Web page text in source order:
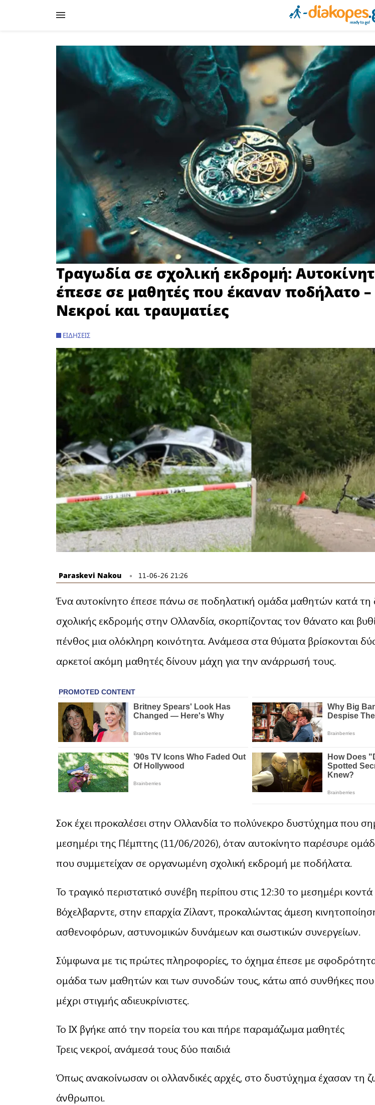
Τραγωδία σε σχολική εκδρομή:
έπεσε σε μαθητές που έκαναν ποδήλατο –
Νεκροί και τραυματίες
ΕΙΔΉΣΕΙΣ
Paraskevi Nakou 11-06-26 21:26
Ένα αυτοκίνητο έπεσε πάνω σε ποδηλατική ομάδα μαθητών κατά τη
σχολικής εκδρομής στην Ολλανδία, σκορπίζοντας τον θάνατο και
πένθος μια ολόκληρη κοινότητα. Ανάμεσα στα θύματα βρίσκονται
αρκετοί ακόμη μαθητές δίνουν μάχη για την ανάρρωσή τους.
Σοκ έχει προκαλέσει στην Ολλανδία το πολύνεκρο δυστύχημα που
μεσημέρι της Πέμπτης (11/06/2026), όταν αυτοκίνητο παρέσυρε
που συμμετείχαν σε οργανωμένη σχολική εκδρομή με ποδήλατα.
Το τραγικό περιστατικό συνέβη περίπου στις 12:30 το μεσημέρι
Βόχελβαρντε, στην επαρχία Ζίλαντ, προκαλώντας άμεση
ασθενοφόρων, αστυνομικών δυνάμεων και σωστικών συνεργείων.
Σύμφωνα με τις πρώτες πληροφορίες, το όχημα έπεσε με
ομάδα των μαθητών και των συνοδών τους, κάτω από συνθήκες
μέχρι στιγμής αδιευκρίνιστες.
Το ΙΧ βγήκε από την πορεία του και πήρε παραμάζωμα μαθητές
Τρεις νεκροί, ανάμεσά τους δύο παιδιά
Όπως ανακοίνωσαν οι ολλανδικές αρχές, στο δυστύχημα έχασαν τη
άνθρωποι.